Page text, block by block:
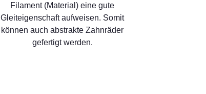
Filament (Material) eine gute
Gleiteigenschaft aufweisen. Somit
können auch abstrakte Zahnräder
gefertigt werden.